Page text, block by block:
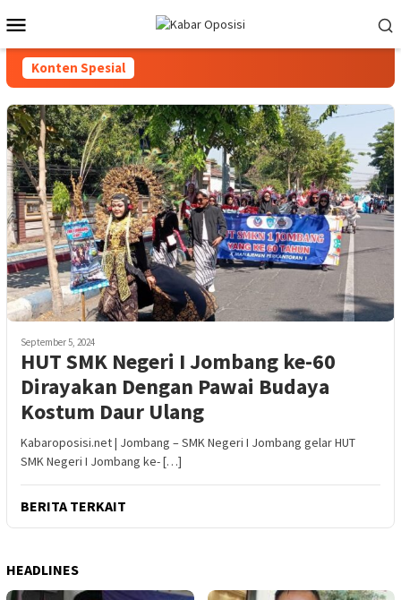
ke
kontenMobile
Konten Spesial
September 5, 2024
HUT SMK Negeri I Jombang ke-60
Dirayakan Dengan Pawai Budaya
Kostum Daur Ulang
Kabaroposisi.net | Jombang – SMK Negeri I Jombang gelar HUT
SMK Negeri I Jombang ke- […]
BERITA TERKAIT
HEADLINES